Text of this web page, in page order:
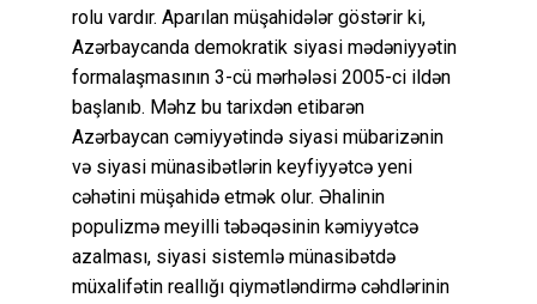
rolu vardır. Aparılan müşahidələr göstərir ki,
Azərbaycanda demokratik siyasi mədəniyyətin
formalaşmasının 3-cü mərhələsi 2005-ci ildən
başlanıb. Məhz bu tarixdən etibarən
Azərbaycan cəmiyyətində siyasi mübarizənin
və siyasi münasibətlərin keyfiyyətcə yeni
cəhətini müşahidə etmək olur. Əhalinin
populizmə meyilli təbəqəsinin kəmiyyətcə
azalması, siyasi sistemlə münasibətdə
müxalifətin reallığı qiymətləndirmə cəhdlərinin